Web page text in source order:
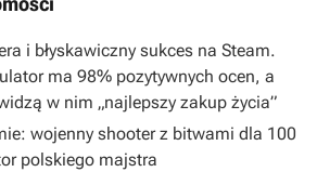
i błyskawiczny sukces na Steam.
ma 98% pozytywnych ocen, a
w nim „najlepszy zakup życia”
wojenny shooter z bitwami dla 100
polskiego majstra